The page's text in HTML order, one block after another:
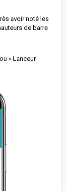
avoir noté les
de barre
« Lanceur